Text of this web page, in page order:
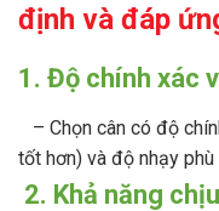
định và đáp
1. Độ chính xác
– Chọn cân có độ
tốt hơn) và độ nhạy
2. Khả năng